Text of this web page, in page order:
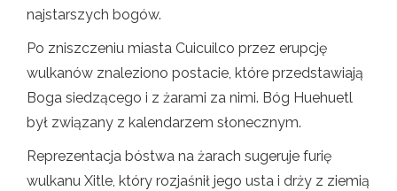
najstarszych bogów.
Po zniszczeniu miasta Cuicuilco przez erupcję
wulkanów znaleziono postacie, które przedstawiają
Boga siedzącego i z żarami za nimi. Bóg Huehuetl
był związany z kalendarzem słonecznym.
Reprezentacja bóstwa na żarach sugeruje furię
wulkanu Xitle, który rozjaśnił jego usta i drży z ziemią